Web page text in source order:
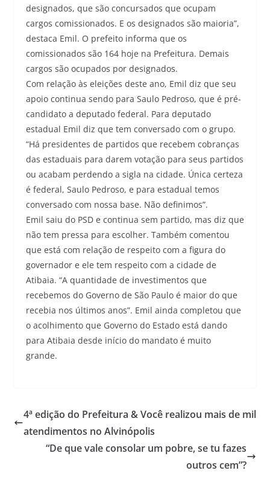
designados, que são concursados que ocupam
cargos comissionados. E os designados são maioria”,
destaca Emil. O prefeito informa que os
comissionados são 164 hoje na Prefeitura. Demais
cargos são ocupados por designados.
Com relação às eleições deste ano, Emil diz que seu
apoio continua sendo para Saulo Pedroso, que é pré-
candidato a deputado federal. Para deputado
estadual Emil diz que tem conversado com o grupo.
“Há presidentes de partidos que recebem cobranças
das estaduais para darem votação para seus partidos
ou acabam perdendo a sigla na cidade. Única certeza
é federal, Saulo Pedroso, e para estadual temos
conversado com nossa base. Não definimos”.
Emil saiu do PSD e continua sem partido, mas diz que
não tem pressa para escolher. Também comentou
que está com relação de respeito com a figura do
governador e ele tem respeito com a cidade de
Atibaia. “A quantidade de investimentos que
recebemos do Governo de São Paulo é maior do que
recebia nos últimos anos”. Emil ainda completou que
o acolhimento que Governo do Estado está dando
para Atibaia desde início do mandato é muito
grande.
4ª edição do Prefeitura & Você realizou mais de mil
atendimentos no Alvinópolis
“De que vale consolar um pobre, se tu fazes
outros cem”?